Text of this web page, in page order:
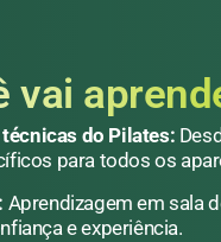
vai
do Pilates:
para todos os
Aprendizagem em sala
e experiência.